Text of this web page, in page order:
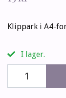
Klippark i A4-
I lager.